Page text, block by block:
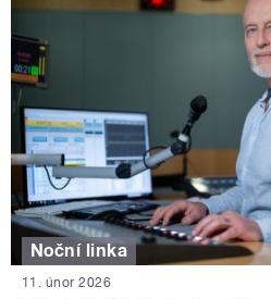
Noční linka
11. únor 2026